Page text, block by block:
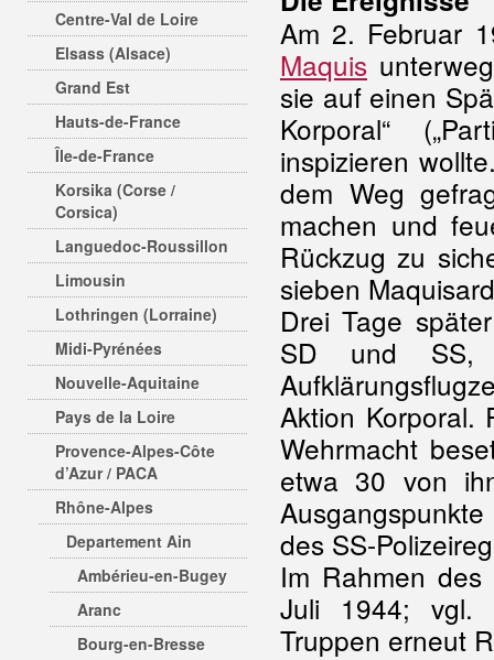
Centre-Val de Loire
Elsass (Alsace)
Grand Est
Hauts-de-France
Île-de-France
Korsika (Corse /
Corsica)
Languedoc-Roussillon
Limousin
Lothringen (Lorraine)
Midi-Pyrénées
Nouvelle-Aquitaine
Pays de la Loire
Provence-Alpes-Côte
d’Azur / PACA
Rhône-Alpes
Departement Ain
Ambérieu-en-Bugey
Aranc
Bourg-en-Bresse
Am 2. Februar
Maquis
sie auf einen
Korporal“
inspizieren
dem Weg
machen und
Rückzug zu
sieben
Drei Tage
SD und
Aktion Korporal.
Wehrmacht
etwa 30 von
des SS-
Im Rahmen des
Juli 1944; vgl.
Truppen erneut